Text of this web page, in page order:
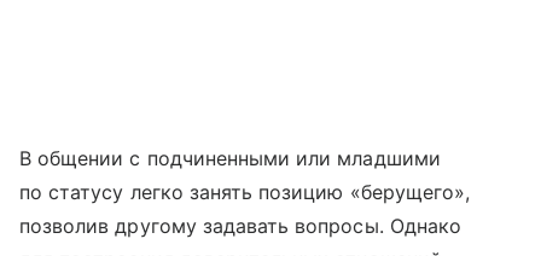
В общении с подчиненными или младшими
по статусу легко занять позицию «берущего»,
позволив другому задавать вопросы. Однако